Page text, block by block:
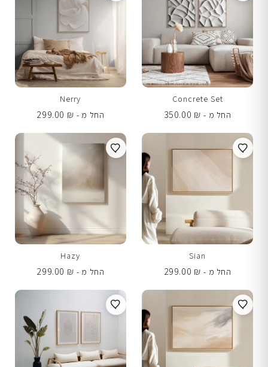
Concrete Set
החל מ -
350.00 ₪
Nerry
החל מ -
299.00 ₪
Sian
החל מ -
299.00 ₪
Hazy
החל מ -
299.00 ₪